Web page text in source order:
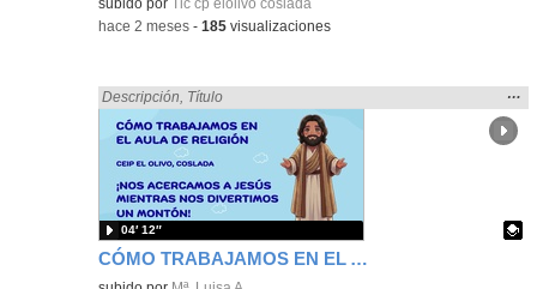
subido porTic cp elolivo coslada
-hace 2 meses -185 visualizaciones
CÓMO TRABAJAMOS EN EL AULA DE RELIGIÓN EN EL CEIP EL OLIVO (COSLADA)
Encontrado «Religión» en:
Descripción Título
la
…
04′ 12″